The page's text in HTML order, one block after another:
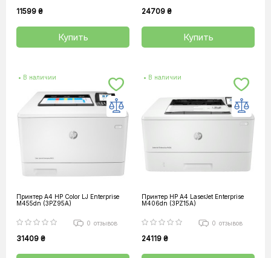
11599 ₴
Купить
24709 ₴
Купить
• В наличии
Принтер А4 HP Color LJ Enterprise
M455dn (3PZ95A)
0 отзывов
31409 ₴
• В наличии
Принтер HP А4 LaserJet Enterprise
M406dn (3PZ15A)
0 отзывов
24119 ₴